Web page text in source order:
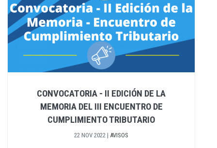
CONVOCATORIA - II EDICIÓN DE LA
MEMORIA DEL III ENCUENTRO DE
CUMPLIMIENTO TRIBUTARIO
22 NOV 2022 | AVISOS